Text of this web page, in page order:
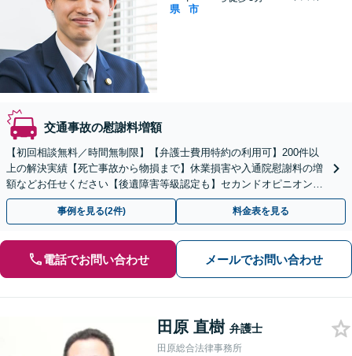
県
市
交通事故の慰謝料増額
【初回相談無料／時間無制限】【弁護士費用特約の利用可】200件以
上の解決実績【死亡事故から物損まで】休業損害や入通院慰謝料の増
額などお任せください【後遺障害等級認定も】セカンドオピニオンと
してもご利用ください【夜間・休日面談】【上尾駅3分】
事例を見る(2件) 料金表を見る
電話でお問い合わせ メールでお問い合わせ
田原 直樹 弁護士
田原総合法律事務所